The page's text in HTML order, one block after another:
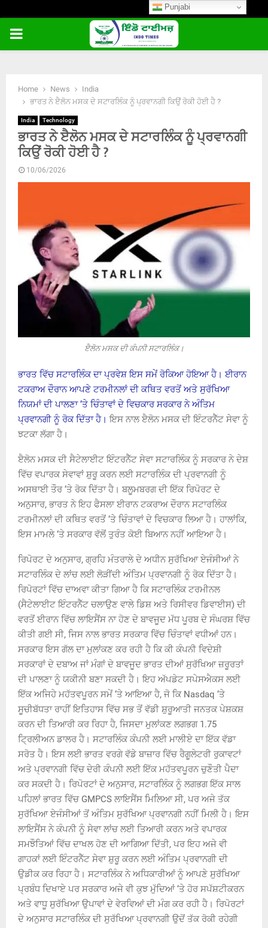
PRIMARY
Home News
India
ਭਾਰਤ ਨੇ ੲੈਲੋਨ ਮਸਕ ਦੇ ਸਟਾਰਲਿੰਕ ਨੂੰ ਪ੍ਰਵਾਨਗੀ ਕਿਉਂ ਰੋਕੀ ਹੋਈ ਹੈ ?
India Technology
ਭਾਰਤ ਨੇ ੲੈਲੋਨ ਮਸਕ ਦੇ ਸਟਾਰਲਿੰਕ ਨੂੰ ਪ੍ਰਵਾਨਗੀ
ਕਿਉਂ ਰੋਕੀ ਹੋਈ ਹੈ ?
10/06/2026
ੲੈਲੋਨ ਮਸਕ ਦੀ ਕੰਪਨੀ ਸਟਾਰਲਿੰਕ।
ਭਾਰਤ ਵਿੱਚ ਸਟਾਰਲਿੰਕ ਦਾ ਪ੍ਰਵੇਸ਼ ਇਸ ਸਮੇਂ ਰੋਕਿਆ ਹੋਇਆ ਹੈ। ਈਰਾਨ
ਟਕਰਾਅ ਦੌਰਾਨ ਆਪਣੇ ਟਰਮੀਨਲਾਂ ਦੀ ਕਥਿਤ ਵਰਤੋਂ ਅਤੇ ਸੁਰੱਖਿਆ
ਨਿਯਮਾਂ ਦੀ ਪਾਲਣਾ ‘ਤੇ ਚਿੰਤਾਵਾਂ ਦੇ ਵਿਚਕਾਰ ਸਰਕਾਰ ਨੇ ਅੰਤਿਮ
ਪ੍ਰਵਾਨਗੀ ਨੂੰ ਰੋਕ ਦਿੱਤਾ ਹੈ। ਇਸ ਨਾਲ ੲੈਲੋਨ ਮਸਕ ਦੀ ਇੰਟਰਨੈੱਟ ਸੇਵਾ ਨੂੰ
ਝਟਕਾ ਲੱਗਾ ਹੈ।
ੲੈਲੋਨ ਮਸਕ ਦੀ ਸੈਟੇਲਾਈਟ ਇੰਟਰਨੈੱਟ ਸੇਵਾ ਸਟਾਰਲਿੰਕ ਨੂੰ ਸਰਕਾਰ ਨੇ ਦੇਸ਼
ਵਿੱਚ ਵਪਾਰਕ ਸੇਵਾਵਾਂ ਸ਼ੁਰੂ ਕਰਨ ਲਈ ਸਟਾਰਲਿੰਕ ਦੀ ਪ੍ਰਵਾਨਗੀ ਨੂੰ
ਅਸਥਾਈ ਤੌਰ ‘ਤੇ ਰੋਕ ਦਿੱਤਾ ਹੈ। ਬਲੂਮਬਰਗ ਦੀ ਇੱਕ ਰਿਪੋਰਟ ਦੇ
ਅਨੁਸਾਰ, ਭਾਰਤ ਨੇ ਇਹ ਫੈਸਲਾ ਈਰਾਨ ਟਕਰਾਅ ਦੌਰਾਨ ਸਟਾਰਲਿੰਕ
ਟਰਮੀਨਲਾਂ ਦੀ ਕਥਿਤ ਵਰਤੋਂ ‘ਤੇ ਚਿੰਤਾਵਾਂ ਦੇ ਵਿਚਕਾਰ ਲਿਆ ਹੈ। ਹਾਲਾਂਕਿ,
ਇਸ ਮਾਮਲੇ ‘ਤੇ ਸਰਕਾਰ ਵੱਲੋਂ ਤੁਰੰਤ ਕੋਈ ਬਿਆਨ ਨਹੀਂ ਆਇਆ ਹੈ।
ਰਿਪੋਰਟ ਦੇ ਅਨੁਸਾਰ, ਗ੍ਰਹਿ ਮੰਤਰਾਲੇ ਦੇ ਅਧੀਨ ਸੁਰੱਖਿਆ ਏਜੰਸੀਆਂ ਨੇ
ਸਟਾਰਲਿੰਕ ਦੇ ਲਾਂਚ ਲਈ ਲੋੜੀਂਦੀ ਅੰਤਿਮ ਪ੍ਰਵਾਨਗੀ ਨੂੰ ਰੋਕ ਦਿੱਤਾ ਹੈ।
ਰਿਪੋਰਟਾਂ ਵਿੱਚ ਦਾਅਵਾ ਕੀਤਾ ਗਿਆ ਹੈ ਕਿ ਸਟਾਰਲਿੰਕ ਟਰਮੀਨਲ
(ਸੈਟੇਲਾਈਟ ਇੰਟਰਨੈੱਟ ਚਲਾਉਣ ਵਾਲੇ ਡਿਸ਼ ਅਤੇ ਰਿਸੀਵਰ ਡਿਵਾਈਸ) ਦੀ
ਵਰਤੋਂ ਈਰਾਨ ਵਿੱਚ ਲਾਇਸੈਂਸ ਨਾ ਹੋਣ ਦੇ ਬਾਵਜੂਦ ਮੱਧ ਪੂਰਬ ਦੇ ਸੰਘਰਸ਼ ਵਿੱਚ
ਕੀਤੀ ਗਈ ਸੀ, ਜਿਸ ਨਾਲ ਭਾਰਤ ਸਰਕਾਰ ਵਿੱਚ ਚਿੰਤਾਵਾਂ ਵਧੀਆਂ ਹਨ।
ਸਰਕਾਰ ਇਸ ਗੱਲ ਦਾ ਮੁਲਾਂਕਣ ਕਰ ਰਹੀ ਹੈ ਕਿ ਕੀ ਕੰਪਨੀ ਵਿਦੇਸ਼ੀ
ਸਰਕਾਰਾਂ ਦੇ ਦਬਾਅ ਜਾਂ ਮੰਗਾਂ ਦੇ ਬਾਵਜੂਦ ਭਾਰਤ ਦੀਆਂ ਸੁਰੱਖਿਆ ਜ਼ਰੂਰਤਾਂ
ਦੀ ਪਾਲਣਾ ਨੂੰ ਯਕੀਨੀ ਬਣਾ ਸਕਦੀ ਹੈ। ਇਹ ਅੱਪਡੇਟ ਸਪੇਸਐਕਸ ਲਈ
ਇੱਕ ਅਜਿਹੇ ਮਹੱਤਵਪੂਰਨ ਸਮੇਂ ‘ਤੇ ਆਇਆ ਹੈ, ਜੋ ਕਿ Nasdaq ‘ਤੇ
ਸੂਚੀਬੱਧਤਾ ਰਾਹੀਂ ਇਤਿਹਾਸ ਵਿੱਚ ਸਭ ਤੋਂ ਵੱਡੀ ਸ਼ੁਰੂਆਤੀ ਜਨਤਕ ਪੇਸ਼ਕਸ਼
ਕਰਨ ਦੀ ਤਿਆਰੀ ਕਰ ਰਿਹਾ ਹੈ, ਜਿਸਦਾ ਮੁਲਾਂਕਣ ਲਗਭਗ 1.75
ਟ੍ਰਿਲੀਅਨ ਡਾਲਰ ਹੈ। ਸਟਾਰਲਿੰਕ ਕੰਪਨੀ ਲਈ ਮਾਲੀਏ ਦਾ ਇੱਕ ਵੱਡਾ
ਸਰੋਤ ਹੈ। ਇਸ ਲਈ ਭਾਰਤ ਵਰਗੇ ਵੱਡੇ ਬਾਜ਼ਾਰ ਵਿੱਚ ਰੈਗੂਲੇਟਰੀ ਰੁਕਾਵਟਾਂ
ਅਤੇ ਪ੍ਰਵਾਨਗੀ ਵਿੱਚ ਦੇਰੀ ਕੰਪਨੀ ਲਈ ਇੱਕ ਮਹੱਤਵਪੂਰਨ ਚੁਣੌਤੀ ਪੈਦਾ
ਕਰ ਸਕਦੀ ਹੈ। ਰਿਪੋਰਟਾਂ ਦੇ ਅਨੁਸਾਰ, ਸਟਾਰਲਿੰਕ ਨੂੰ ਲਗਭਗ ਇੱਕ ਸਾਲ
ਪਹਿਲਾਂ ਭਾਰਤ ਵਿੱਚ GMPCS ਲਾਇਸੈਂਸ ਮਿਲਿਆ ਸੀ, ਪਰ ਅਜੇ ਤੱਕ
ਸੁਰੱਖਿਆ ਏਜੰਸੀਆਂ ਤੋਂ ਅੰਤਿਮ ਸੁਰੱਖਿਆ ਪ੍ਰਵਾਨਗੀ ਨਹੀਂ ਮਿਲੀ ਹੈ। ਇਸ
ਲਾਇਸੈਂਸ ਨੇ ਕੰਪਨੀ ਨੂੰ ਸੇਵਾ ਲਾਂਚ ਲਈ ਤਿਆਰੀ ਕਰਨ ਅਤੇ ਵਪਾਰਕ
ਸਮਝੌਤਿਆਂ ਵਿੱਚ ਦਾਖਲ ਹੋਣ ਦੀ ਆਗਿਆ ਦਿੱਤੀ, ਪਰ ਇਹ ਅਜੇ ਵੀ
ਗਾਹਕਾਂ ਲਈ ਇੰਟਰਨੈੱਟ ਸੇਵਾ ਸ਼ੁਰੂ ਕਰਨ ਲਈ ਅੰਤਿਮ ਪ੍ਰਵਾਨਗੀ ਦੀ
ਉਡੀਕ ਕਰ ਰਿਹਾ ਹੈ। ਸਟਾਰਲਿੰਕ ਨੇ ਅਧਿਕਾਰੀਆਂ ਨੂੰ ਆਪਣੇ ਸੁਰੱਖਿਆ
ਪ੍ਰਬੰਧ ਦਿਖਾਏ ਪਰ ਸਰਕਾਰ ਅਜੇ ਵੀ ਕੁਝ ਮੁੱਦਿਆਂ ‘ਤੇ ਹੋਰ ਸਪੱਸ਼ਟੀਕਰਨ
ਅਤੇ ਵਾਧੂ ਸੁਰੱਖਿਆ ਉਪਾਵਾਂ ਦੇ ਵੇਰਵਿਆਂ ਦੀ ਮੰਗ ਕਰ ਰਹੀ ਹੈ। ਰਿਪੋਰਟਾਂ
ਦੇ ਅਨੁਸਾਰ ਸਟਾਰਲਿੰਕ ਦੀ ਸੁਰੱਖਿਆ ਪ੍ਰਵਾਨਗੀ ਉਦੋਂ ਤੱਕ ਰੋਕੀ ਰਹੇਗੀ
Punjabi